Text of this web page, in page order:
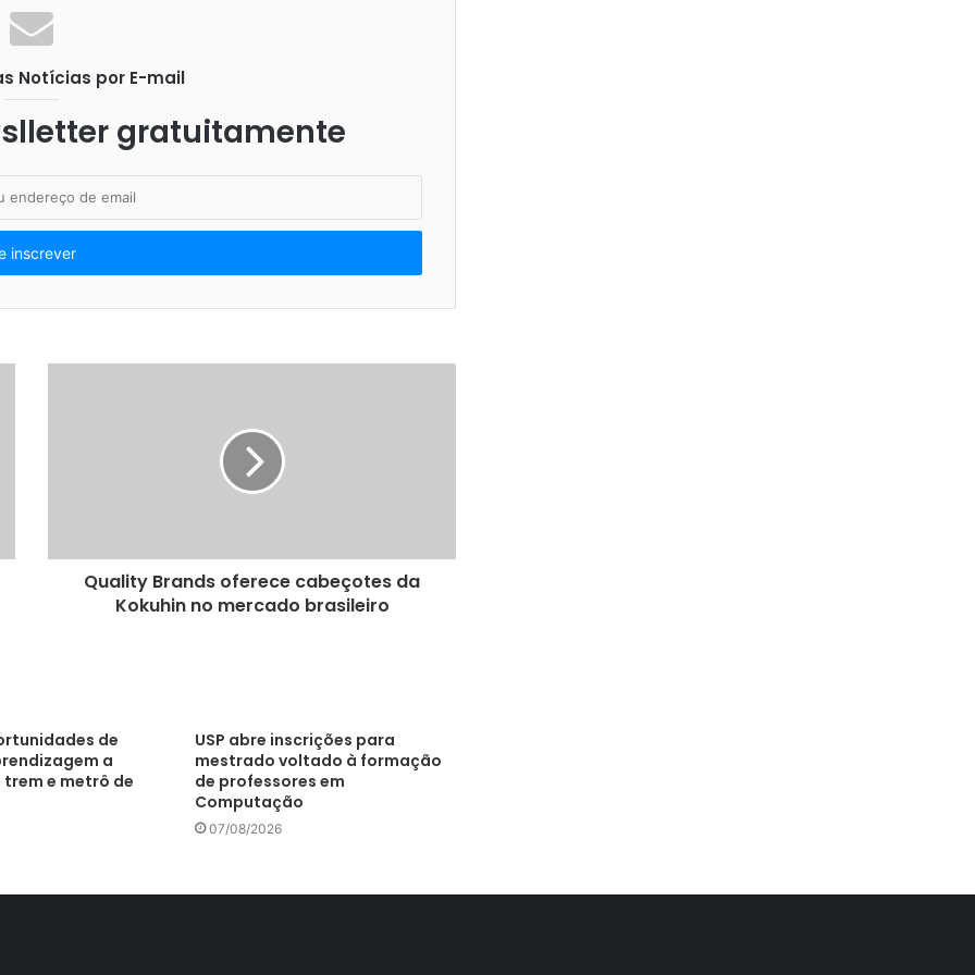
Notícias por E-mail
gratuitamente
Quality Brands oferece cabeçotes da
Kokuhin no mercado brasileiro
de
a
e metrô de
USP abre inscrições para
mestrado voltado à formação
de professores em
Computação
07/08/2026